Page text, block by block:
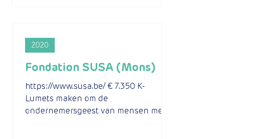
Fondation SUSA (Mons)
https://www.susa.be/ € 7.350 K-
Lumets maken om de
ondernemersgeest van mensen met
2020